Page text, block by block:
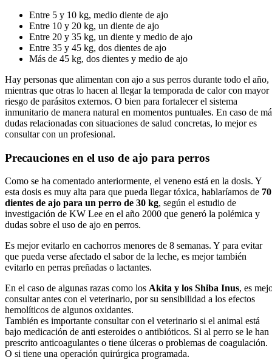
Entre 5 y 10 kg, medio diente de ajo
Entre 10 y 20 kg, un diente de ajo
Entre 20 y 35 kg, un diente y medio de ajo
Entre 35 y 45 kg, dos dientes de ajo
Más de 45 kg, dos dientes y medio de ajo
Hay personas que alimentan con ajo a sus perros durante todo el año,
mientras que otras lo hacen al llegar la temporada de calor con mayor
riesgo de parásitos externos. O bien para fortalecer el sistema
inmunitario de manera natural en momentos puntuales. En caso de
dudas relacionadas con situaciones de salud concretas, lo mejor es
consultar con un profesional.
Precauciones en el uso de ajo para perros
Como se ha comentado anteriormente, el veneno está en la dosis. Y
esta dosis es muy alta para que pueda llegar tóxica, hablaríamos de 70
dientes de ajo para un perro de 30 kg, según el estudio de
investigación de KW Lee en el año 2000 que generó la polémica y
dudas sobre el uso de ajo en perros.
Es mejor evitarlo en cachorros menores de 8 semanas. Y para evitar
que pueda verse afectado el sabor de la leche, es mejor también
evitarlo en perras preñadas o lactantes.
En el caso de algunas razas como los Akita y los Shiba Inus, es
consultar antes con el veterinario, por su sensibilidad a los efectos
hemolíticos de algunos oxidantes.
También es importante consultar con el veterinario si el animal está
bajo medicación de anti esteroides o antibióticos. Si al perro se le han
prescrito anticoagulantes o tiene úlceras o problemas de coagulación.
O si tiene una operación quirúrgica programada.